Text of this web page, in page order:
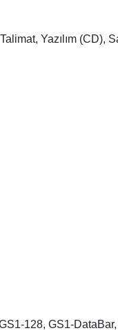
Yazılım (CD),
128, GS1-